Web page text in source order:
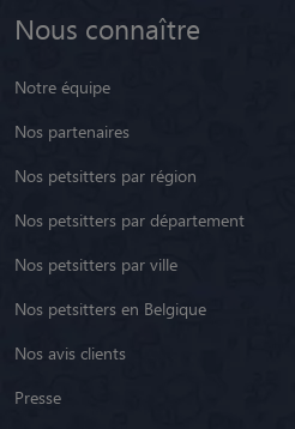
Nous connaître
Notre équipe
Nos partenaires
Nos petsitters par région
Nos petsitters par département
Nos petsitters par ville
Nos petsitters en Belgique
Nos avis clients
Presse